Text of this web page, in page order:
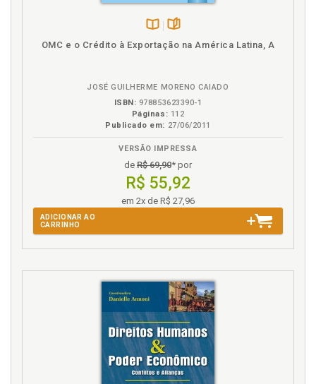
OMC e o Crédito à Exportação na América Latina, A
JOSÉ GUILHERME MORENO CAIADO
ISBN: 978853623390-1
Páginas: 112
Publicado em: 27/06/2011
VERSÃO IMPRESSA
de R$ 69,90* por
R$ 55,92
em 2x de R$ 27,96
ADICIONAR AO
CARRINHO